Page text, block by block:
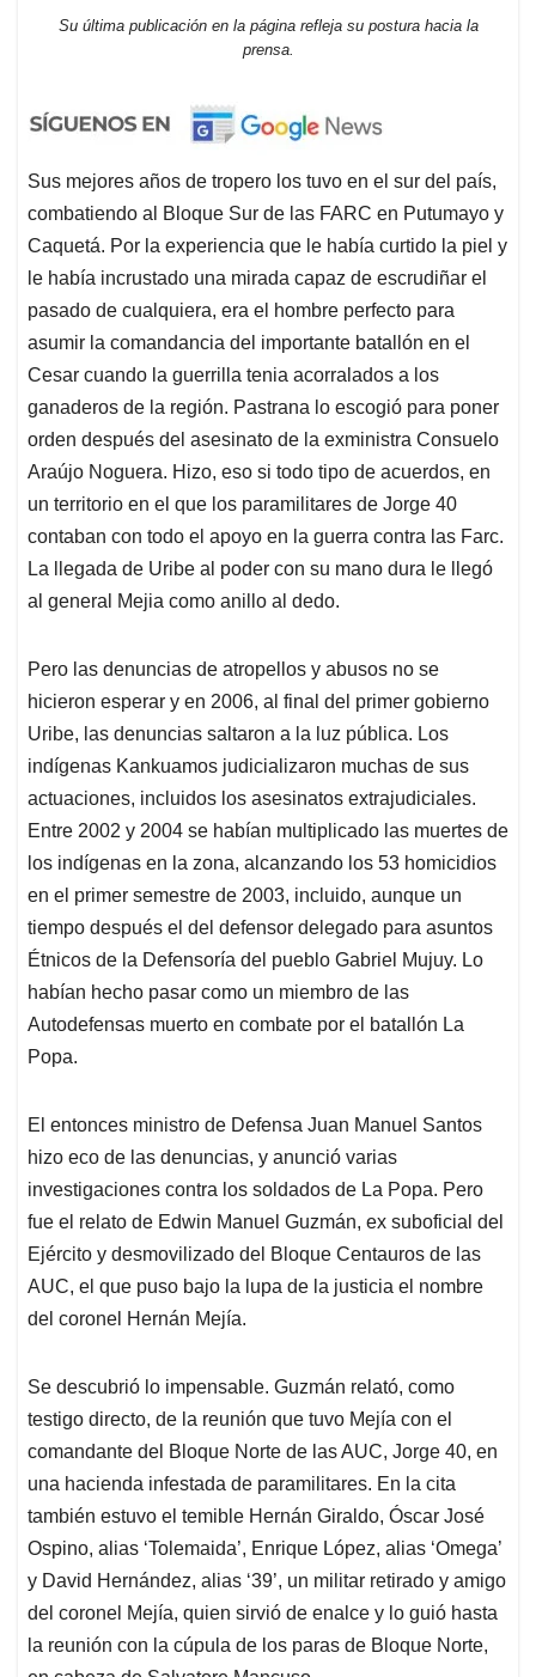
Su última publicación en la página refleja su postura hacia la
prensa.
Sus mejores años de tropero los tuvo en el sur del país,
combatiendo al Bloque Sur de las FARC en Putumayo y
Caquetá. Por la experiencia que le había curtido la piel y
le había incrustado una mirada capaz de escrudiñar el
pasado de cualquiera, era el hombre perfecto para
asumir la comandancia del importante batallón en el
Cesar cuando la guerrilla tenia acorralados a los
ganaderos de la región. Pastrana lo escogió para poner
orden después del asesinato de la exministra Consuelo
Araújo Noguera. Hizo, eso si todo tipo de acuerdos, en
un territorio en el que los paramilitares de Jorge 40
contaban con todo el apoyo en la guerra contra las Farc.
La llegada de Uribe al poder con su mano dura le llegó
al general Mejia como anillo al dedo.
Pero las denuncias de atropellos y abusos no se
hicieron esperar y en 2006, al final del primer gobierno
Uribe, las denuncias saltaron a la luz pública. Los
indígenas Kankuamos judicializaron muchas de sus
actuaciones, incluidos los asesinatos extrajudiciales.
Entre 2002 y 2004 se habían multiplicado las muertes de
los indígenas en la zona, alcanzando los 53 homicidios
en el primer semestre de 2003, incluido, aunque un
tiempo después el del defensor delegado para asuntos
Étnicos de la Defensoría del pueblo Gabriel Mujuy. Lo
habían hecho pasar como un miembro de las
Autodefensas muerto en combate por el batallón La
Popa.
El entonces ministro de Defensa Juan Manuel Santos
hizo eco de las denuncias, y anunció varias
investigaciones contra los soldados de La Popa. Pero
fue el relato de Edwin Manuel Guzmán, ex suboficial del
Ejército y desmovilizado del Bloque Centauros de las
AUC, el que puso bajo la lupa de la justicia el nombre
del coronel Hernán Mejía.
Se descubrió lo impensable. Guzmán relató, como
testigo directo, de la reunión que tuvo Mejía con el
comandante del Bloque Norte de las AUC, Jorge 40, en
una hacienda infestada de paramilitares. En la cita
también estuvo el temible Hernán Giraldo, Óscar José
Ospino, alias ‘Tolemaida’, Enrique López, alias ‘Omega’
y David Hernández, alias ‘39’, un militar retirado y amigo
del coronel Mejía, quien sirvió de enalce y lo guió hasta
la reunión con la cúpula de los paras de Bloque Norte,